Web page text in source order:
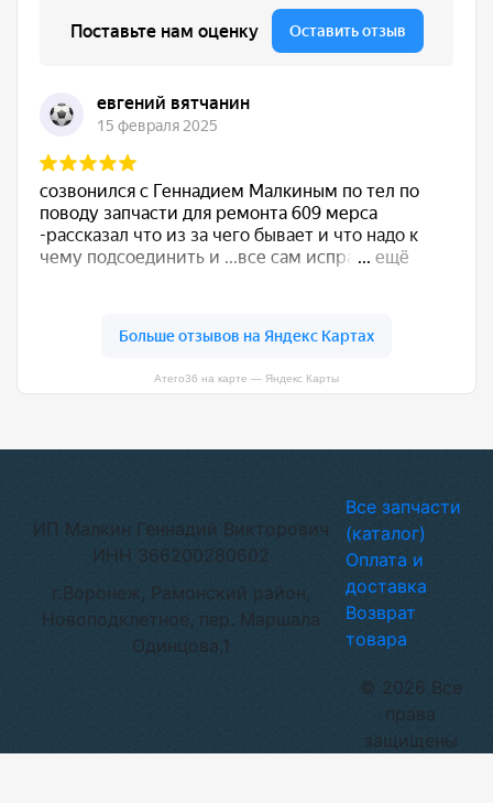
Атего36 на карте — Яндекс Карты
ИП Малкин Геннадий Викторович
ИНН 366200280602
г.Воронеж, Рамонский район,
Новоподклетное, пер. Маршала
Одинцова,1
© 2026 Все
права
защищены
Все запчасти
(каталог)
Оплата и
доставка
Возврат
товара